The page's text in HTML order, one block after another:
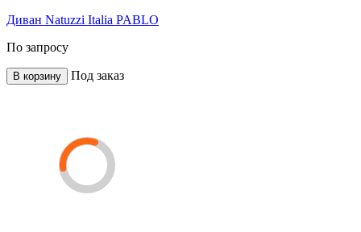
Диван Natuzzi Italia PABLO
По запросу
В корзину Под заказ